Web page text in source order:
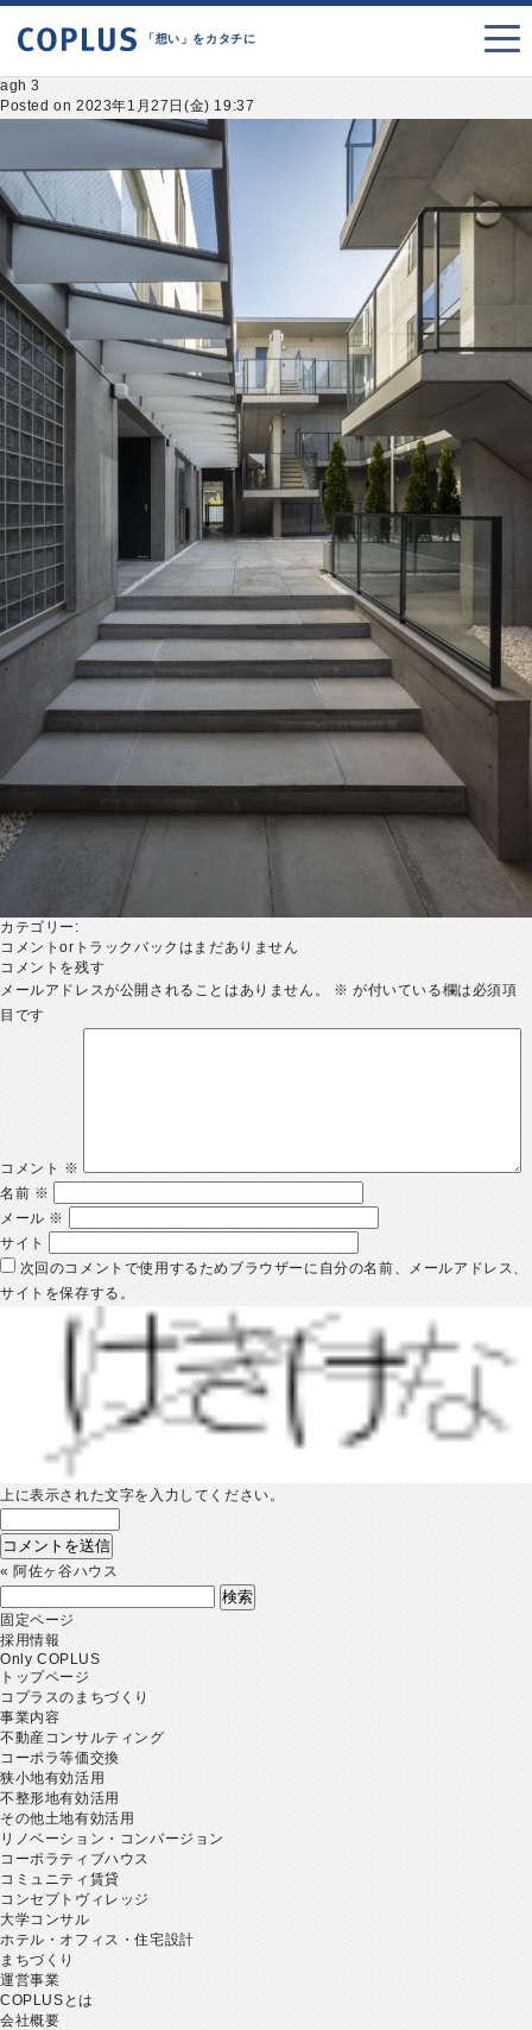
「想い」をカタチに
agh 3
Posted on 2023年1月27日(金) 19:37
カテゴリー:
コメントorトラックバックはまだありません
コメントを残す
メールアドレスが公開されることはありません。
※ が付いている欄は必須項
目です
コメント ※
名前 ※
メール ※
サイト
次回のコメントで使用するためブラウザーに自分の名前、メールアドレス、
サイトを保存する。
上に表示された文字を入力してください。
« 阿佐ヶ谷ハウス
索:
固定ページ
採用情報
Only COPLUS
トップページ
コプラスのまちづくり
事業内容
不動産コンサルティング
コーポラ等価交換
狭小地有効活用
不整形地有効活用
その他土地有効活用
リノベーション・コンバージョン
コーポラティブハウス
コミュニティ賃貸
コンセプトヴィレッジ
大学コンサル
ホテル・オフィス・住宅設計
まちづくり
運営事業
COPLUSとは
会社概要